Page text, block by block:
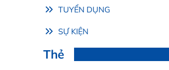
TUYỂN DỤNG
SỰ KIỆN
Thẻ